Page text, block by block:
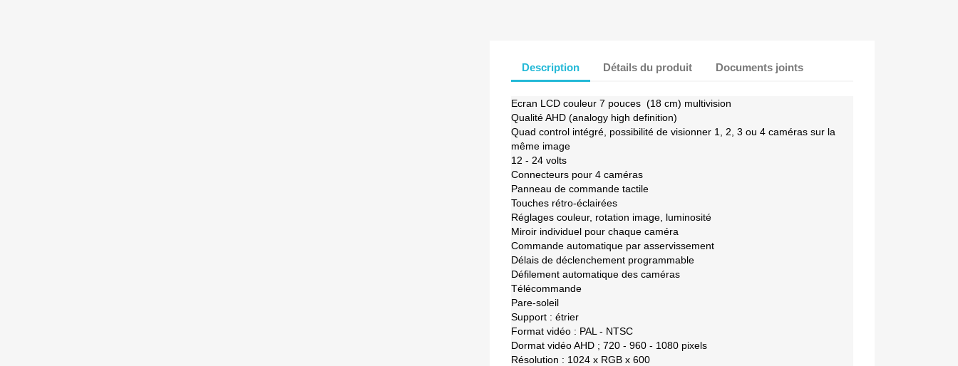
Description Détails du produit Documents joints
Ecran LCD couleur 7 pouces (18 cm) multivision
Qualité AHD (analogy high definition)
Quad control intégré, possibilité de visionner 1, 2, 3 ou 4 caméras sur la
même image
12 - 24 volts
Connecteurs pour 4 caméras
Panneau de commande tactile
Touches rétro-éclairées
Réglages couleur, rotation image, luminosité
Miroir individuel pour chaque caméra
Commande automatique par asservissement
Délais de déclenchement programmable
Défilement automatique des caméras
Télécommande
Pare-soleil
Support : étrier
Format vidéo : PAL - NTSC
Dormat vidéo AHD ; 720 - 960 - 1080 pixels
Résolution : 1024 x RGB x 600